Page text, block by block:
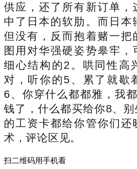
供应，还了所有新订单，
中了日本的软肋。而日本
但没有，反而抱着赌一把
图用对华强硬姿势皋牢，
细心结构的2。哄同性高
对，听你的5、累了就歇
6、你穿什么都都雅，我
钱了，什么都买给你8、
的工资卡都给你管你们还
术，评论区见。
扫二维码用手机看